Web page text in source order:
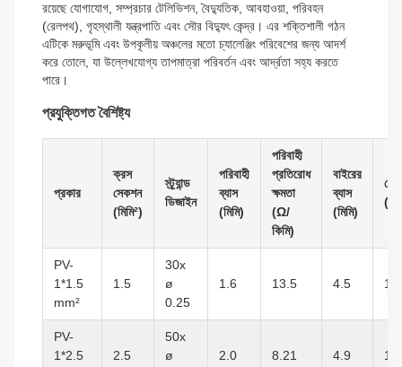
রয়েছে যোগাযোগ, সম্প্রচার টেলিভিশন, বৈদ্যুতিক, আবহাওয়া, পরিবহন
(রেলপথ), গৃহস্থালী যন্ত্রপাতি এবং সৌর বিদ্যুৎ কেন্দ্র। এর শক্তিশালী গঠন
এটিকে মরুভূমি এবং উপকূলীয় অঞ্চলের মতো চ্যালেঞ্জিং পরিবেশের জন্য আদর্শ
করে তোলে, যা উল্লেখযোগ্য তাপমাত্রা পরিবর্তন এবং আর্দ্রতা সহ্য করতে
পারে।
প্রযুক্তিগত বৈশিষ্ট্য
প্রকার
ক্রস
সেকশন
(মিমি²)
স্ট্র্যান্ড
ডিজাইন
পরিবাহী
ব্যাস
(মিমি)
পরিবাহী
প্রতিরোধ
ক্ষমতা
(Ω/
কিমি)
বাইরের
ব্যাস
(মিমি)
PV-
1*1.5
mm²
1.5
30x
ø
0.25
1.6 13.5 4.5
PV-
1*2.5
2.5
50x
ø
2.0 8.21 4.9